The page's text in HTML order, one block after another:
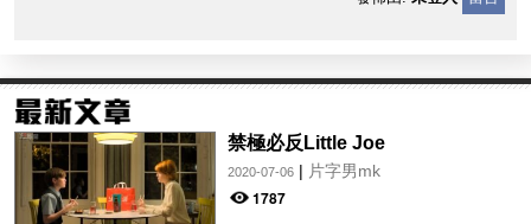
禁極必反Little Joe
2020-07-06| 片字男mk
1787